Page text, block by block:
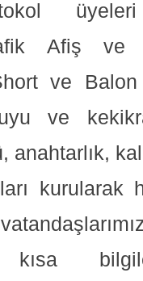
Afiş ve
ve
ve
anahtarlık,
kurularak